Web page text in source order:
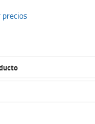
PRINCIPAL ALIEN